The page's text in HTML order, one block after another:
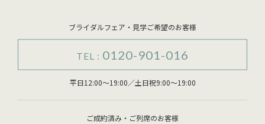
ブライダルフェア・見学ご希望のお客様
TEL : 0120-901-016
平日12:00～19:00／土日祝9:00～19:00
ご成約済み・ご列席のお客様